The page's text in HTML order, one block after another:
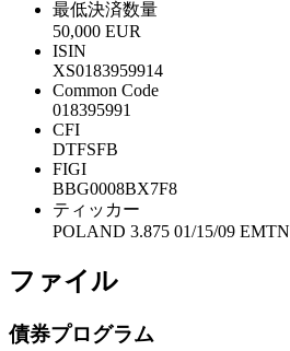
最低決済数量
50,000 EUR
ISIN
XS0183959914
Common Code
018395991
CFI
DTFSFB
FIGI
BBG0008BX7F8
ティッカー
POLAND 3.875 01/15/09 EMTN
ファイル
債券プログラム